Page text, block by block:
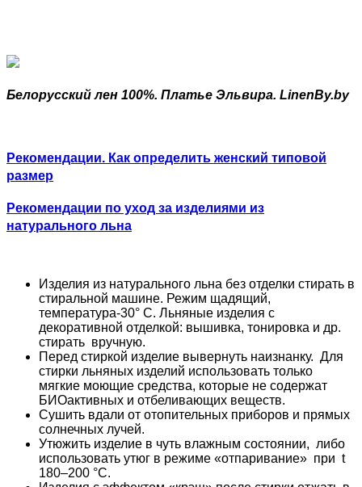
Белорусский лен 100%. Платье Эльвира. LinenBy.by
Рекомендации. Как определить женский типовой
размер
Рекомендации по уход за изделиями из
натурального льна
Изделия из натурального льна без отделки стирать в
стиральной машине. Режим щадящий,
температура-30° С. Льняные изделия с
декоративной отделкой: вышивка, тонировка и др.
стирать вручную.
Перед стиркой изделие вывернуть наизнанку. Для
стирки льняных изделий использовать только
мягкие моющие средства, которые не содержат
БИОактивных и отбеливающих веществ.
Сушить вдали от отопительных приборов и прямых
солнечных лучей.
Утюжить изделие в чуть влажным состоянии, либо
использовать утюг в режиме «отпаривание» при t
180–200 °С.